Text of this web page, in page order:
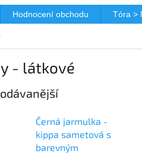
Hodnocení obchodu Tóra >
- látkové
Černá jarmulka -
kippa sametová s
barevným